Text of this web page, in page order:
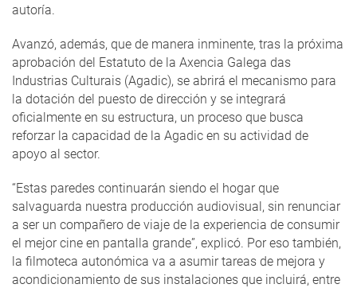
autoría.
Avanzó, además, que de manera inminente, tras la próxima
aprobación del Estatuto de la Axencia Galega das
Industrias Culturais (Agadic), se abrirá el mecanismo para
la dotación del puesto de dirección y se integrará
oficialmente en su estructura, un proceso que busca
reforzar la capacidad de la Agadic en su actividad de
apoyo al sector.
“Estas paredes continuarán siendo el hogar que
salvaguarda nuestra producción audiovisual, sin renunciar
a ser un compañero de viaje de la experiencia de consumir
el mejor cine en pantalla grande”, explicó. Por eso también,
la filmoteca autonómica va a asumir tareas de mejora y
acondicionamiento de sus instalaciones que incluirá, entre